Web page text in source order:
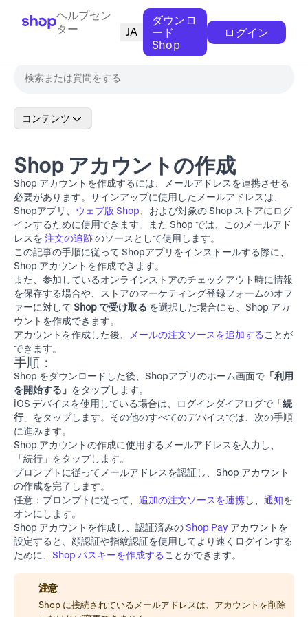
ヘルプセン
ター
JA
ダウンロ
ード
Shop
ログイン
コンテンツ
Shop アカウントの作成
Shop アカウントを作成するには、メールアドレスを連携させる
必要があります。サインアップに使用したメールアドレスは、
Shopアプリ、 ウェブ版 Shop 、および対象の Shop ストアにログ
インするために使用できます。また Shop では、このメールアド
レスを 注文の追跡のソースとして使用します。
この記事の手順に従って Shopアプリをインストールする際に、
Shop アカウントを作成できます。
また、参加しているオンラインストアのチェックアウト時に情報
を保存する場合や、ストアのマーケティング登録フォームのオフ
ァーに対して Shop で受け取る を選択した場合にも、Shop アカ
ウントを作成できます。
アカウントを作成した後、
メールの注文ソースを追加する ことが
できます。
手順：
Shop をダウンロード した後、Shopアプリのホーム画面で 「利用
を開始する」 をタップします。
iOS デバイスを使用している場合は、ログインダイアログで「続
行」をタップします。その他のすべてのデバイスでは、次の手順
に進みます。
Shop アカウントの作成に使用するメールアドレスを入力し、
「続行」をタップします。
プロンプトに従ってメールアドレスを認証し、Shop アカウント
の作成を完了します。
任意：プロンプトに従って、 追加の注文ソースを連携し、 通知を
オンにします。
Shop アカウントを作成し、認証済みの Shop Pay アカウントを
設定すると、顔認証や指紋認証を使用してより速くログインする
ために、 Shop パスキーを作成する ことができます。
注意
Shop に接続されているメールアドレスは、 アカウントを削除